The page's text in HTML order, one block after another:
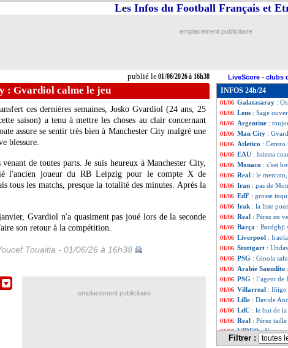
publié le01/06/2026 à 16h38
Les Infos du Football Français et
emplacement publicitaire
LiveScore - clubs
: Gvardiol calme le jeu
ces dernières semaines, Josko Gvardiol (24 ans, 25
saison) a tenu à mettre les choses au clair concernant
assure se sentir très bien à Manchester City malgré une
blessure.
de toutes parts. Je suis heureux à Manchester City,
l'ancien joueur du RB Leipzig pour le compte X de
tous les matchs, presque la totalité des minutes. Après la
Gvardiol n'a quasiment pas joué lors de la seconde
son retour à la compétition.
Touaitia - 01/06/26 à 16h38
INFOS 24h/24
01/06 PSG: Al-Khelaïfi
01/06 Nice: Florian
01/06 Man City: Doku
01/06 Chelsea:
01/06 Galatasaray :
01/06 Lens : Sage
01/06 Argentine :
01/06 Man City :
01/06 Atletico :
01/06 EAU : Iniesta
01/06 Monaco : c'est
01/06 Real : le
01/06 Iran : pas de
01/06 EdF : grosse
01/06 Irak : la liste
01/06 Real : Pérez en
01/06 Barça : Bardghji
01/06 Liverpool :
01/06 Stuttgart :
01/06 PSG : Ginola
01/06 Arabie Saoudite
01/06 PSG : l’agent
01/06 Villarreal : Iñigo
01/06 Lille : Davide
01/06 LdC : le but de
01/06 Real : Pérez
01/06 VIDEO: Neymar
01/06 Argentine:
Filtrer :
emplacement publicitaire